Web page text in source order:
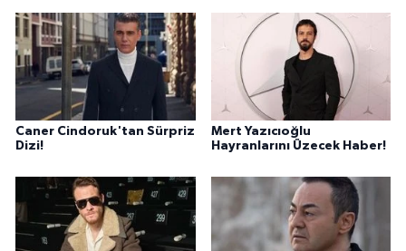
Caner Cindoruk'tan Sürpriz
Dizi!
Mert Yazıcıoğlu
Hayranlarını Üzecek Haber!